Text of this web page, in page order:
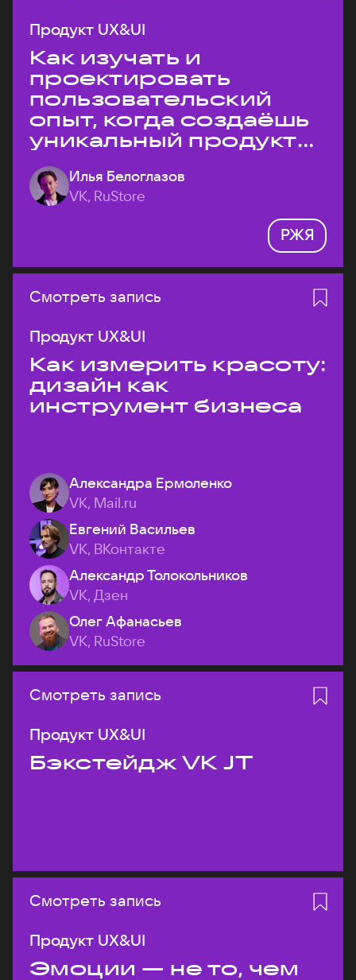
Продукт UX&UI
Как изучать и
проектировать
пользовательский
опыт, когда создаёшь
уникальный продукт
на рынке?
Илья Белоглазов
VK, RuStore
РЖЯ
Смотреть запись
Продукт UX&UI
Как измерить красоту:
дизайн как
инструмент бизнеса
Александра Ермоленко
VK, Mail.ru
Евгений Васильев
VK, ВКонтакте
Александр Толокольников
VK, Дзен
Олег Афанасьев
VK, RuStore
Смотреть запись
Продукт UX&UI
Бэкстейдж VK JT
Смотреть запись
Продукт UX&UI
Эмоции — не то, чем